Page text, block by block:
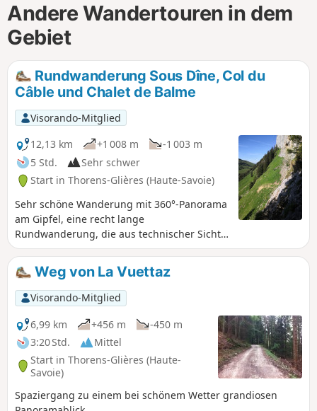
Andere Wandertouren in dem
Gebiet
Rundwanderung Sous Dîne, Col du
Câble und Chalet de Balme
Visorando-Mitglied
12,13 km
+1 008 m
-1 003 m
5 Std.
Sehr schwer
Start in Thorens-Glières (Haute-Savoie)
Sehr schöne Wanderung mit 360°-Panorama
am Gipfel, eine recht lange
Rundwanderung, die aus technischer Sicht
sehr anspruchsvoll ist. Abwechselnd durch
Wälder, über das Schratte-Plateau, dann ein
recht technischer Abstieg bis zum Col du
Câble mit einer sehr schwierigen Passage.
Anschließend ein relativ einfacher Abstieg
bis zum Chalet de Balme, dann auf einem
befahrbaren Weg und durch den Wald.
Achtung: Eine ausgesetzte Passage am Col
du Câble ist ergehenen Wanderern
vorbehalten, die schwindelfrei sind.
Weg von La Vuettaz
Visorando-Mitglied
6,99 km
+456 m
-450 m
3:20 Std.
Mittel
Start in Thorens-Glières (Haute-
Savoie)
Spaziergang zu einem bei schönem Wetter grandiosen